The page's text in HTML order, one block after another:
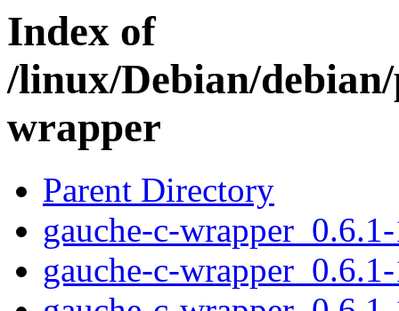
Index of
/linux/Debian/
wrapper
Parent Directory
gauche-c-
gauche-c-